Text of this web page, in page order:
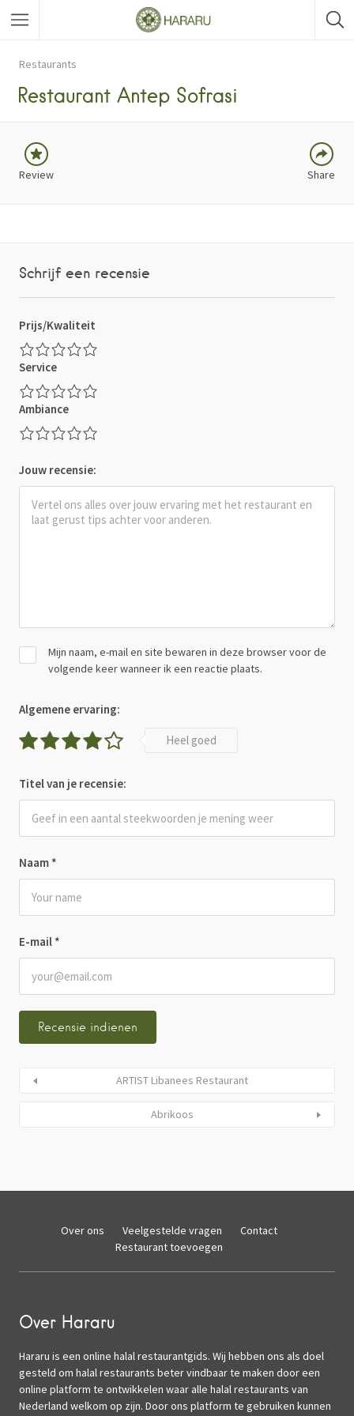
Restaurants
Restaurant Antep Sofrasi
Review Share
PINTEREST
Schrijf een recensie
Prijs/Kwaliteit
Service
Ambiance
Jouw recensie:
Naam *
E-mail *
Mijn naam, e-mail en site bewaren in deze browser voor de
volgende keer wanneer ik een reactie plaats.
Algemene ervaring:
Heel goed
Titel van je recensie:
ARTIST Libanees Restaurant
Abrikoos
Over ons Veelgestelde vragen
Contact
Restaurant toevoegen
Over Hararu
Hararu is een online halal restaurantgids. Wij hebben ons als doel
gesteld om halal restaurants beter vindbaar te maken door een
online platform te ontwikkelen waar alle halal restaurants van
Nederland welkom op zijn. Door ons platform te gebruiken kunnen